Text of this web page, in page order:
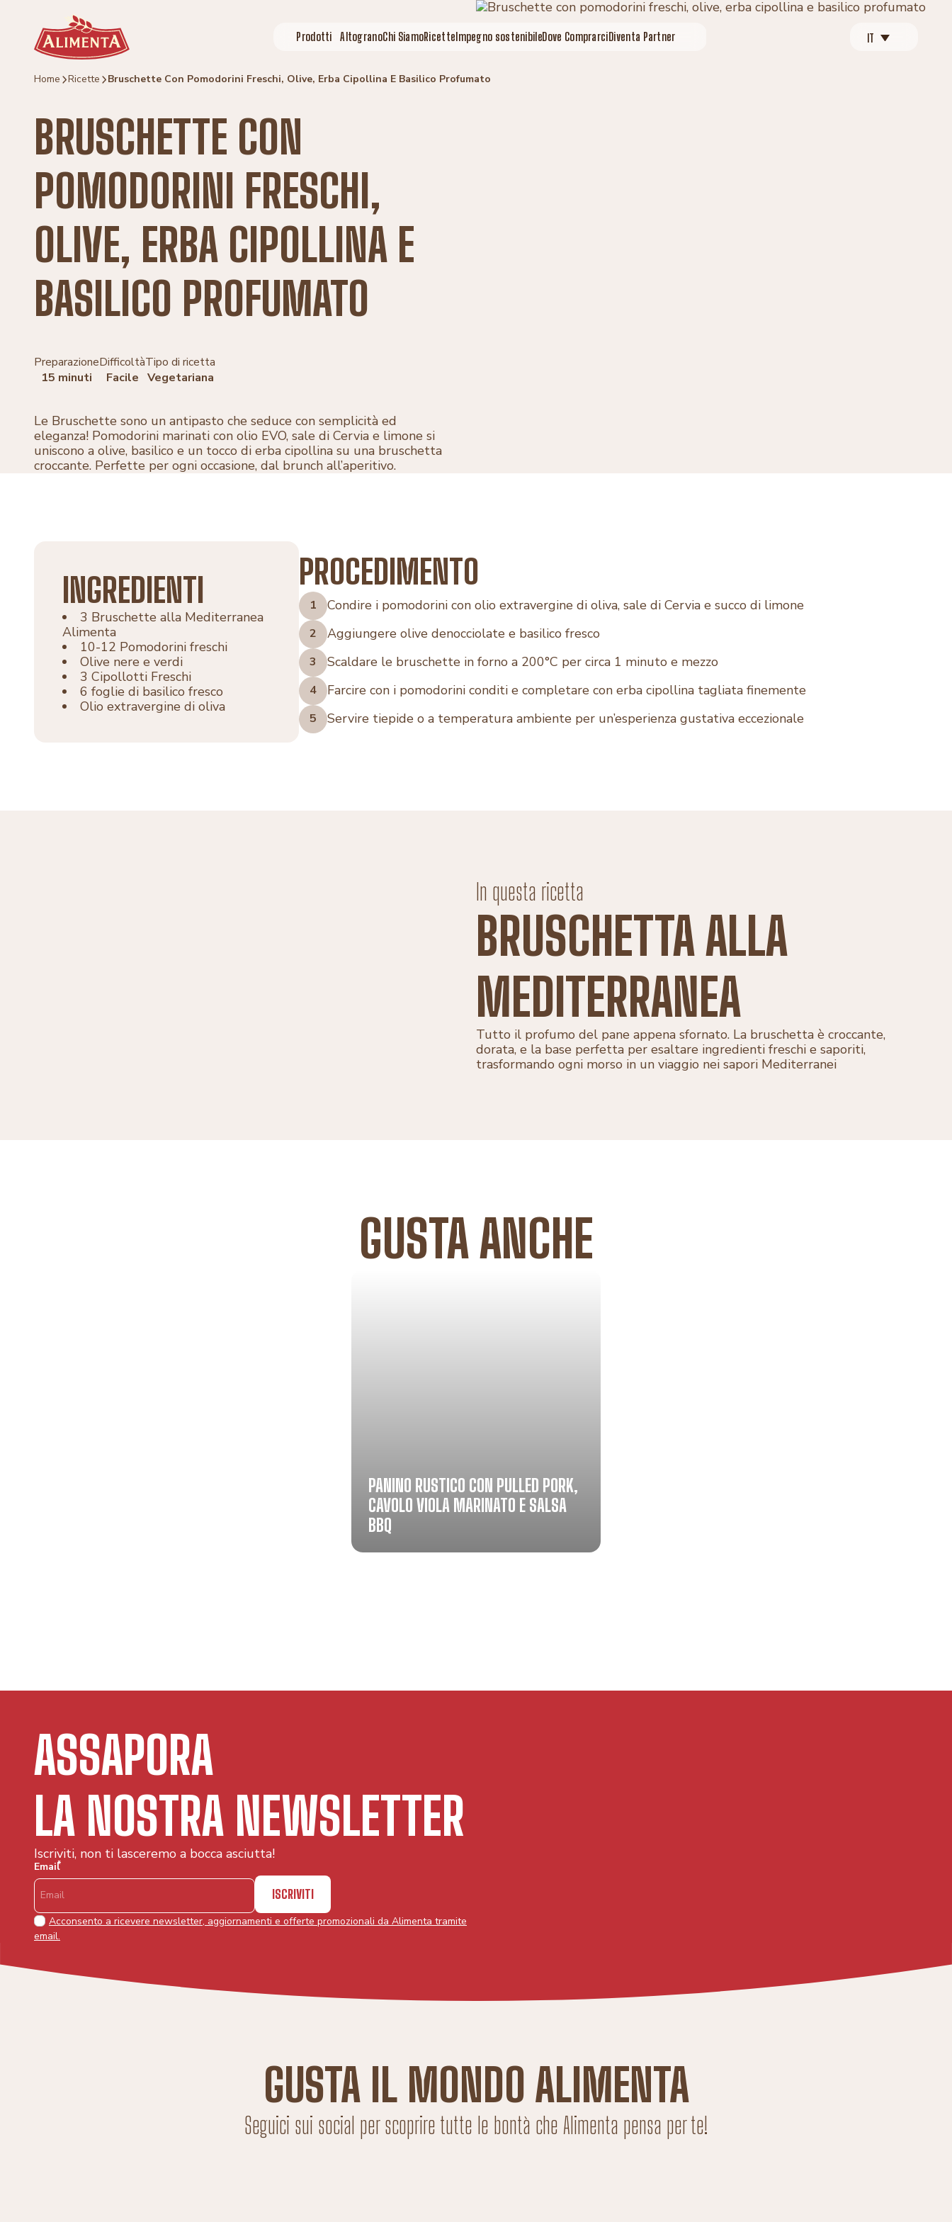
Prodotti AltogranoChi SiamoRicetteImpegno sostenibileDove ComprarciDiventa Partner IT
Home Ricette Bruschette Con Pomodorini Freschi, Olive, Erba Cipollina E Basilico Profumato
BRUSCHETTE CON
POMODORINI FRESCHI,
OLIVE, ERBA CIPOLLINA E
BASILICO PROFUMATO
Preparazione
15 minuti
Difficoltà
Facile
Tipo di ricetta
Vegetariana
Le Bruschette sono un antipasto che seduce con semplicità ed
eleganza! Pomodorini marinati con olio EVO, sale di Cervia e limone si
uniscono a olive, basilico e un tocco di erba cipollina su una bruschetta
croccante. Perfette per ogni occasione, dal brunch all’aperitivo.
INGREDIENTI
3 Bruschette alla Mediterranea
Alimenta
10-12 Pomodorini freschi
Olive nere e verdi
3 Cipollotti Freschi
6 foglie di basilico fresco
Olio extravergine di oliva
PROCEDIMENTO
1 Condire i pomodorini con olio extravergine di oliva, sale di Cervia e succo di limone
2 Aggiungere olive denocciolate e basilico fresco
3 Scaldare le bruschette in forno a 200°C per circa 1 minuto e mezzo
4 Farcire con i pomodorini conditi e completare con erba cipollina tagliata finemente
5 Servire tiepide o a temperatura ambiente per un’esperienza gustativa eccezionale
In questa ricetta
BRUSCHETTA ALLA
MEDITERRANEA
Tutto il profumo del pane appena sfornato. La bruschetta è croccante,
dorata, e la base perfetta per esaltare ingredienti freschi e saporiti,
trasformando ogni morso in un viaggio nei sapori Mediterranei
GUSTA ANCHE
PANINO RUSTICO CON PULLED PORK,
CAVOLO VIOLA MARINATO E SALSA
BBQ
ASSAPORA
LA NOSTRA NEWSLETTER
Iscriviti, non ti lasceremo a bocca asciutta!
Email*
Acconsento a ricevere newsletter, aggiornamenti e offerte promozionali da Alimenta tramite
email.
GUSTA IL MONDO ALIMENTA
Seguici sui social per scoprire tutte le bontà che Alimenta pensa per te!